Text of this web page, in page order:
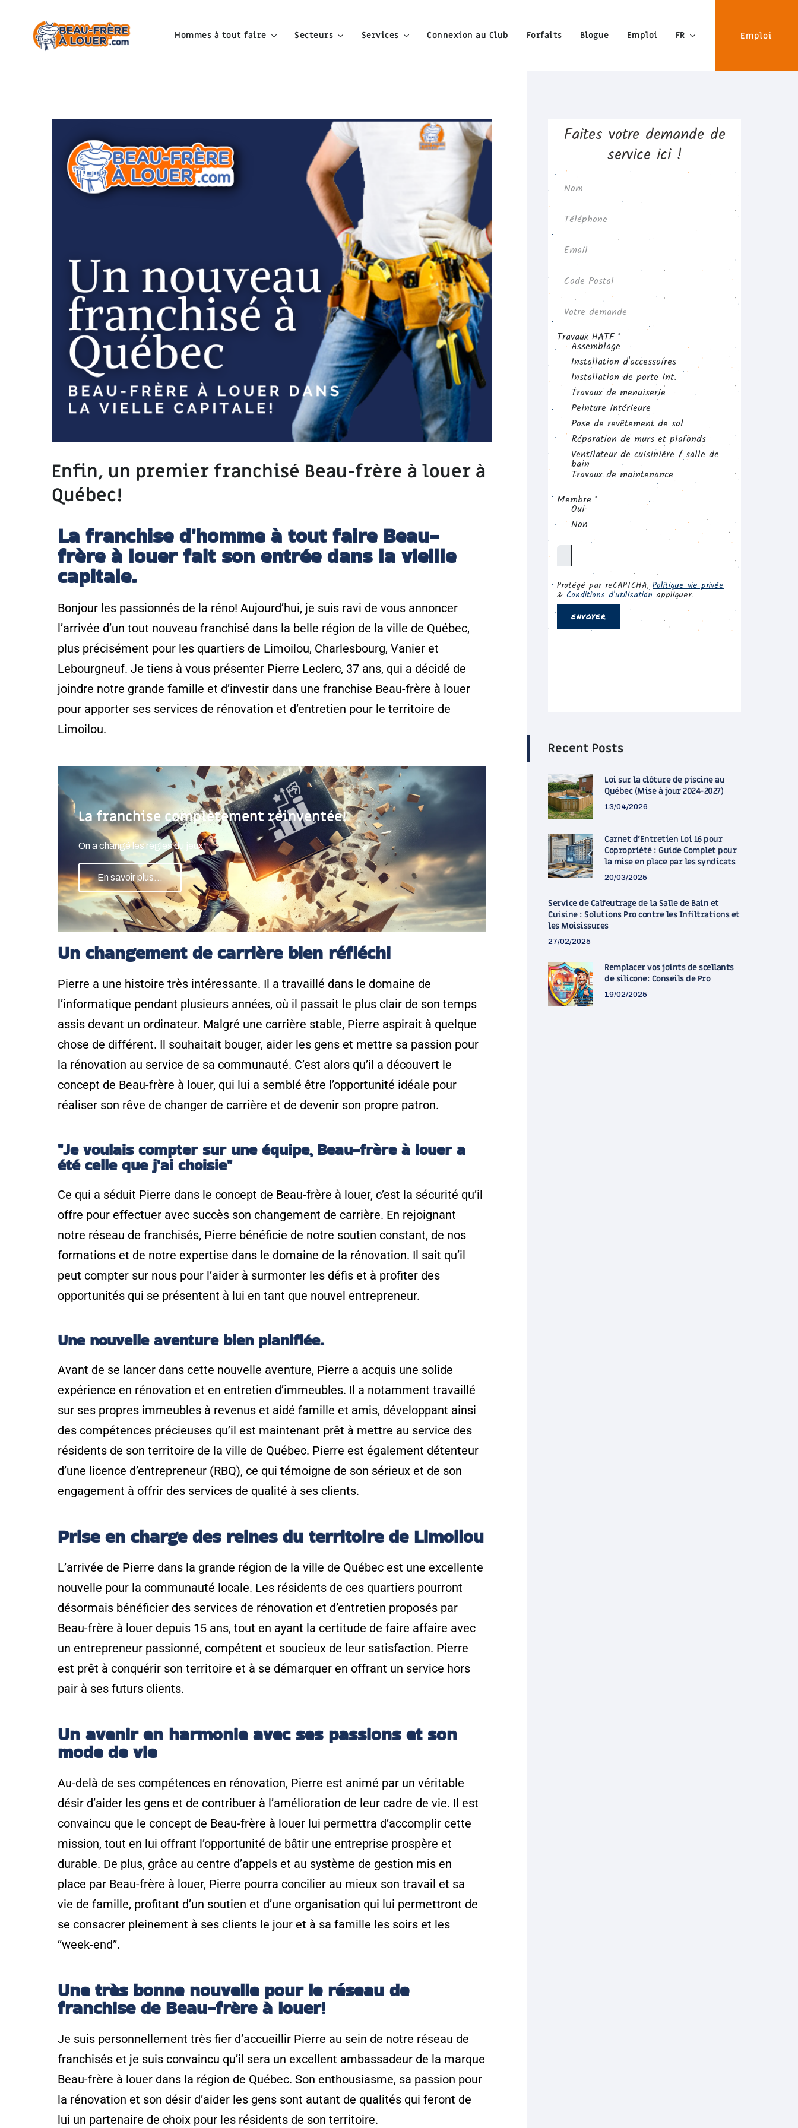
Hommes à tout faire Secteurs Services Connexion au Club Forfaits Blogue Emploi FR Emploi
Enfin, un premier franchisé Beau-frère à louer à
Québec!
La franchise d'homme à tout faire Beau-
frère à louer fait son entrée dans la vieille
capitale.
Bonjour les passionnés de la réno! Aujourd’hui, je suis ravi de vous annoncer
l’arrivée d’un tout nouveau franchisé dans la belle région de la ville de Québec,
plus précisément pour les quartiers de Limoilou, Charlesbourg, Vanier et
Lebourgneuf. Je tiens à vous présenter Pierre Leclerc, 37 ans, qui a décidé de
joindre notre grande famille et d’investir dans une franchise Beau-frère à louer
pour apporter ses services de rénovation et d’entretien pour le territoire de
Limoilou.
La franchise complètement réinventée!
On a changé les règles du jeux
En savoir plus...
Un changement de carrière bien réfléchi
Pierre a une histoire très intéressante. Il a travaillé dans le domaine de
l’informatique pendant plusieurs années, où il passait le plus clair de son temps
assis devant un ordinateur. Malgré une carrière stable, Pierre aspirait à quelque
chose de différent. Il souhaitait bouger, aider les gens et mettre sa passion pour
la rénovation au service de sa communauté. C’est alors qu’il a découvert le
concept de Beau-frère à louer, qui lui a semblé être l’opportunité idéale pour
réaliser son rêve de changer de carrière et de devenir son propre patron.
"Je voulais compter sur une équipe, Beau-frère à louer a
été celle que j'ai choisie"
Ce qui a séduit Pierre dans le concept de Beau-frère à louer, c’est la sécurité qu’il
offre pour effectuer avec succès son changement de carrière. En rejoignant
notre réseau de franchisés, Pierre bénéficie de notre soutien constant, de nos
formations et de notre expertise dans le domaine de la rénovation. Il sait qu’il
peut compter sur nous pour l’aider à surmonter les défis et à profiter des
opportunités qui se présentent à lui en tant que nouvel entrepreneur.
Une nouvelle aventure bien planifiée.
Avant de se lancer dans cette nouvelle aventure, Pierre a acquis une solide
expérience en rénovation et en entretien d’immeubles. Il a notamment travaillé
sur ses propres immeubles à revenus et aidé famille et amis, développant ainsi
des compétences précieuses qu’il est maintenant prêt à mettre au service des
résidents de son territoire de la ville de Québec. Pierre est également détenteur
d’une licence d’entrepreneur (RBQ), ce qui témoigne de son sérieux et de son
engagement à offrir des services de qualité à ses clients.
Prise en charge des reines du territoire de Limoilou
L’arrivée de Pierre dans la grande région de la ville de Québec est une excellente
nouvelle pour la communauté locale. Les résidents de ces quartiers pourront
désormais bénéficier des services de rénovation et d’entretien proposés par
Beau-frère à louer depuis 15 ans, tout en ayant la certitude de faire affaire avec
un entrepreneur passionné, compétent et soucieux de leur satisfaction. Pierre
est prêt à conquérir son territoire et à se démarquer en offrant un service hors
pair à ses futurs clients.
Un avenir en harmonie avec ses passions et son
mode de vie
Au-delà de ses compétences en rénovation, Pierre est animé par un véritable
désir d’aider les gens et de contribuer à l’amélioration de leur cadre de vie. Il est
convaincu que le concept de Beau-frère à louer lui permettra d’accomplir cette
mission, tout en lui offrant l’opportunité de bâtir une entreprise prospère et
durable. De plus, grâce au centre d’appels et au système de gestion mis en
place par Beau-frère à louer, Pierre pourra concilier au mieux son travail et sa
vie de famille, profitant d’un soutien et d’une organisation qui lui permettront de
se consacrer pleinement à ses clients le jour et à sa famille les soirs et les
“week-end”.
Une très bonne nouvelle pour le réseau de
franchise de Beau-frère à louer!
Je suis personnellement très fier d’accueillir Pierre au sein de notre réseau de
franchisés et je suis convaincu qu’il sera un excellent ambassadeur de la marque
Beau-frère à louer dans la région de Québec. Son enthousiasme, sa passion pour
la rénovation et son désir d’aider les gens sont autant de qualités qui feront de
lui un partenaire de choix pour les résidents de son territoire.
Recent Posts
Loi sur la clôture de piscine au
Québec (Mise à jour 2024-2027)
13/04/2026
Carnet d’Entretien Loi 16 pour
Copropriété : Guide Complet pour
la mise en place par les syndicats
20/03/2025
Service de Calfeutrage de la Salle de Bain et
Cuisine : Solutions Pro contre les Infiltrations et
les Moisissures
27/02/2025
Remplacer vos joints de scellants
de silicone: Conseils de Pro
19/02/2025